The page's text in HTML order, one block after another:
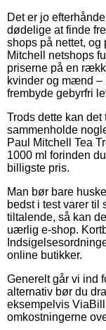
Det er jo
dødelige at finde
shops på nettet, og
Mitchell netshops
priserne på en
kvinder og mænd –
frembyde gebyrfri
Trods dette kan
sammenholde
Paul Mitchell Tea
1000 ml forinden
billigste pris.
Man bør bare
bedst i test varer
tiltalende, så kan
uærlig e-shop.
online butikker.
Generelt går vi ind
alternativ bør du
eksempelvis
omkostningerne